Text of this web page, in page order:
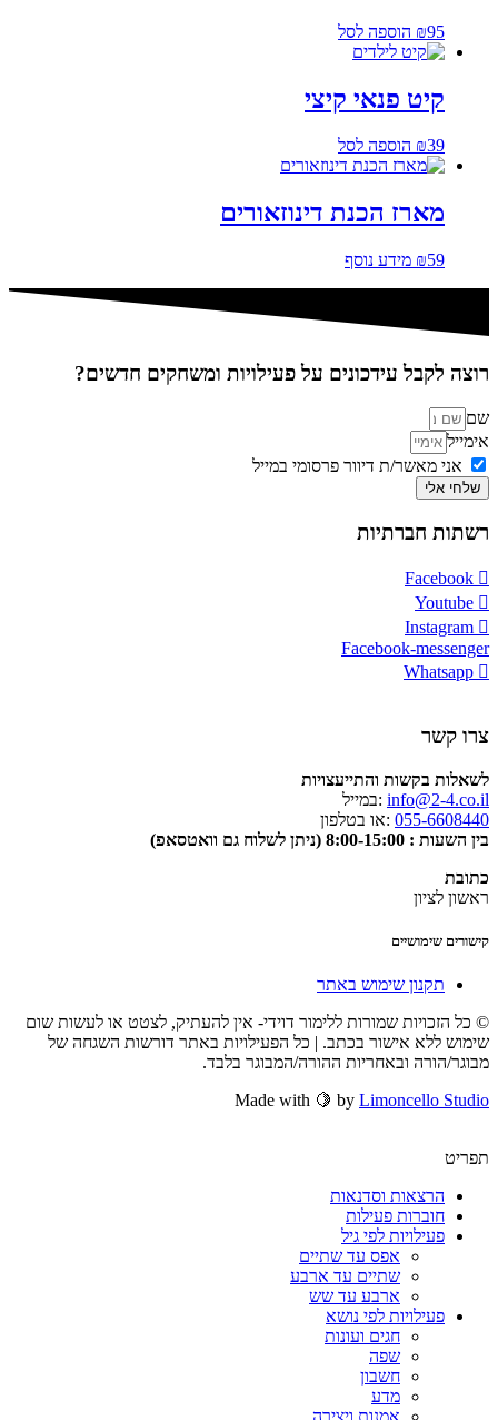
₪95 הוספה לסל
קיט פנאי קיצי
₪39 הוספה לסל
מארז הכנת דינוזאורים
₪59 מידע נוסף
רוצה לקבל עידכונים על פעילויות ומשחקים חדשים?
שם
אימייל
אני מאשר/ת דיוור פרסומי במייל
שלחי אלי
רשתות חברתיות
Facebook
Youtube
Instagram
Facebook-messenger
Whatsapp
צרו קשר
לשאלות בקשות והתייעצויות
info@2-4.co.il :במייל
055-6608440 :או בטלפון
בין השעות : 8:00-15:00 (ניתן לשלוח גם וואטסאפ)
כתובת
ראשון לציון
קישורים שימושיים
תקנון שימוש באתר
© כל הזכויות שמורות ללימור דוידי- אין להעתיק, לצטט או לעשות שום
שימוש ללא אישור בכתב. | כל הפעילויות באתר דורשות השגחה של
מבוגר/הורה ובאחריות ההורה/המבוגר בלבד.
Made with 🍋 by Limoncello Studio
תפריט
הרצאות וסדנאות
חוברות פעילות
פעילויות לפי גיל
אפס עד שתיים
שתיים עד ארבע
ארבע עד שש
פעילויות לפי נושא
חגים ועונות
שפה
חשבון
מדע
אמנות ויצירה